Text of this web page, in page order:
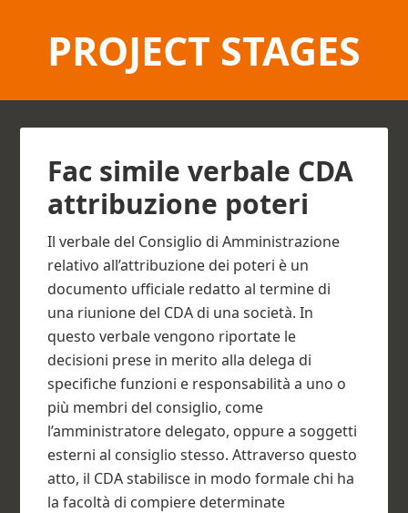
PROJECT STAGES
Fac simile verbale CDA
attribuzione poteri​
Il verbale del Consiglio di Amministrazione
relativo all’attribuzione dei poteri è un
documento ufficiale redatto al termine di
una riunione del CDA di una società. In
questo verbale vengono riportate le
decisioni prese in merito alla delega di
specifiche funzioni e responsabilità a uno o
più membri del consiglio, come
l’amministratore delegato, oppure a soggetti
esterni al consiglio stesso. Attraverso questo
atto, il CDA stabilisce in modo formale chi ha
la facoltà di compiere determinate